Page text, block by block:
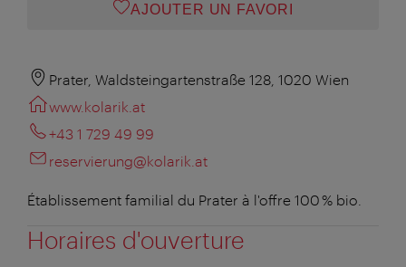
AJOUTER UN FAVORI
Prater, Waldsteingartenstraße 128, 1020 Wien
www.kolarik.at
+43 1 729 49 99
reservierung@kolarik.at
Établissement familial du Prater à l'offre 100 % bio.
Horaires d'ouverture